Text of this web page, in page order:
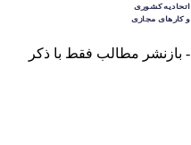
Joorchin Digital Marketing Agency - بازنشر مطالب فقط با ذکر